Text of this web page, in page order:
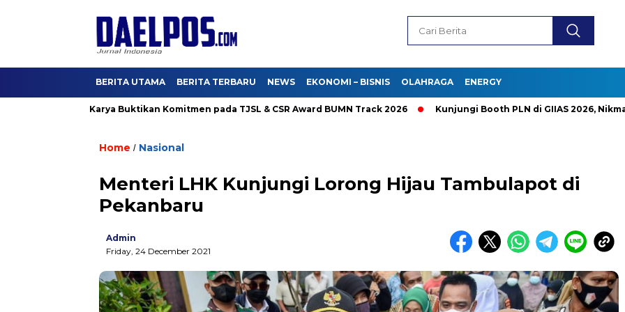
BERITA UTAMA BERITA TERBARU NEWS EKONOMI – BISNIS OLAHRAGA ENERGY
Hutama Karya Buktikan Komitmen pada TJSL & CSR Award BUMN Track 2026 Kunjungi Booth PLN di GIIAS 2026, Nikmati
Home / Nasional
Menteri LHK Kunjungi Lorong Hijau Tambulapot di
Pekanbaru
Admin
Friday, 24 December 2021